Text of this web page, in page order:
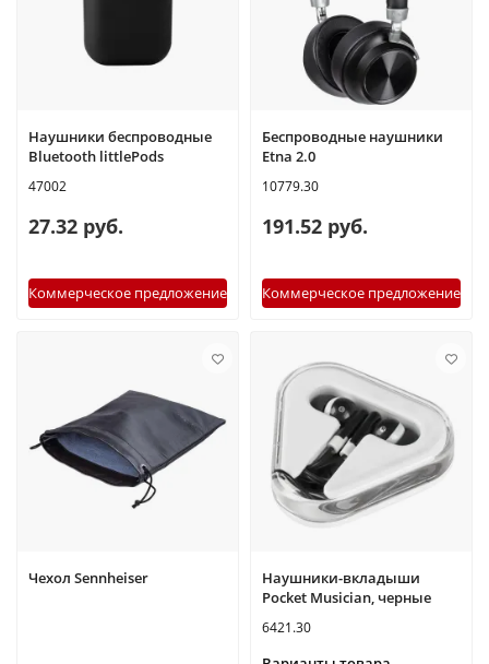
Наушники беспроводные
Bluetooth littlePods
47002
27.32 руб.
Коммерческое предложение
Беспроводные наушники
Etna 2.0
10779.30
191.52 руб.
Коммерческое предложение
Чехол Sennheiser
Наушники-вкладыши
Pocket Musician, черные
6421.30